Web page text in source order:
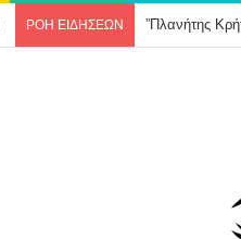
ΡΟΗ ΕΙΔΗΣΕΩΝ